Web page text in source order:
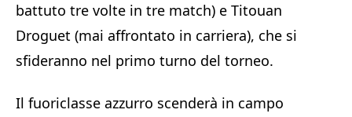
battuto tre volte in tre match) e Titouan
Droguet (mai affrontato in carriera), che si
sfideranno nel primo turno del torneo.
Il fuoriclasse azzurro scenderà in campo